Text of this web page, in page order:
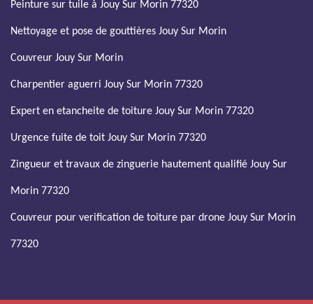
Peinture sur tuile à Jouy Sur Morin 77320
Nettoyage et pose de gouttières Jouy Sur Morin
Couvreur Jouy Sur Morin
Charpentier aguerri Jouy Sur Morin 77320
Expert en etancheite de toiture Jouy Sur Morin 77320
Urgence fuite de toit Jouy Sur Morin 77320
Zingueur et travaux de zinguerie hautement qualifié Jouy Sur
Morin 77320
Couvreur pour verification de toiture par drone Jouy Sur Morin
77320